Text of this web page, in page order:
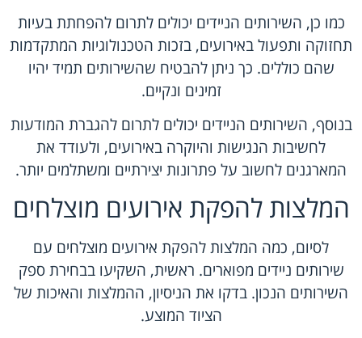
כמו כן, השירותים הניידים יכולים לתרום להפחתת בעיות
תחזוקה ותפעול באירועים, בזכות הטכנולוגיות המתקדמות
שהם כוללים. כך ניתן להבטיח שהשירותים תמיד יהיו
זמינים ונקיים.
בנוסף, השירותים הניידים יכולים לתרום להגברת המודעות
לחשיבות הנגישות והיוקרה באירועים, ולעודד את
המארגנים לחשוב על פתרונות יצירתיים ומשתלמים יותר.
המלצות להפקת אירועים מוצלחים
לסיום, כמה המלצות להפקת אירועים מוצלחים עם
שירותים ניידים מפוארים. ראשית, השקיעו בבחירת ספק
השירותים הנכון. בדקו את הניסיון, ההמלצות והאיכות של
הציוד המוצע.